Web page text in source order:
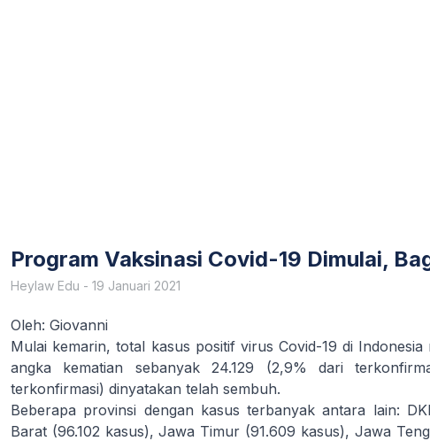
Program Vaksinasi Covid-19 Dimulai,
Heylaw Edu - 19 Januari 2021
Oleh: Giovanni
Mulai kemarin, total kasus positif virus Covid-19 di
angka kematian sebanyak 24.129 (2,9% dari
terkonfirmasi) dinyatakan telah sembuh.
Beberapa provinsi dengan kasus terbanyak antara lain:
Barat (96.102 kasus), Jawa Timur (91.609 kasus), Jawa